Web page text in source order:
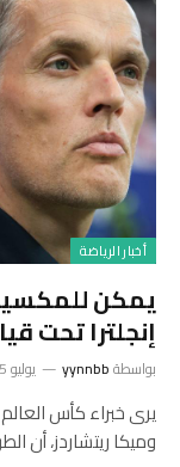
أخبار الرياضة
يمكن
إنجلترا تحت
بواسطةyynnbb يوليو 5, 2026
يرى خبراء كأس
وميكا ريتشاردز، أن